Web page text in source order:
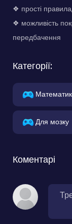
❖ прості
❖ можливість
передбачення
Категорії:
Для мозку
Коментарі